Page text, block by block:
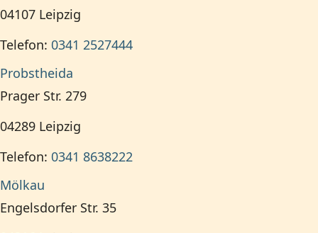
04107 Leipzig
Telefon: 0341 2527444
Probstheida
Prager Str. 279
04289 Leipzig
Telefon: 0341 8638222
Mölkau
Engelsdorfer Str. 35